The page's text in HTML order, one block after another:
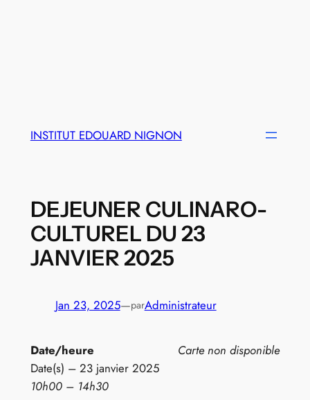
INSTITUT EDOUARD NIGNON
DEJEUNER CULINARO-
CULTUREL DU 23
JANVIER 2025
Jan 23, 2025—parAdministrateur
Carte non disponible
Date/heure
Date(s) – 23 janvier 2025
10h00 – 14h30